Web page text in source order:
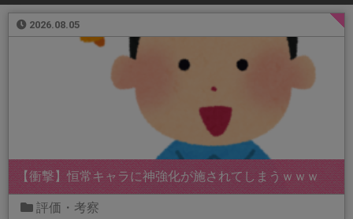
2026.08.05
【衝撃】恒常キャラに神強化が施されてしまうｗｗｗ
評価・考察